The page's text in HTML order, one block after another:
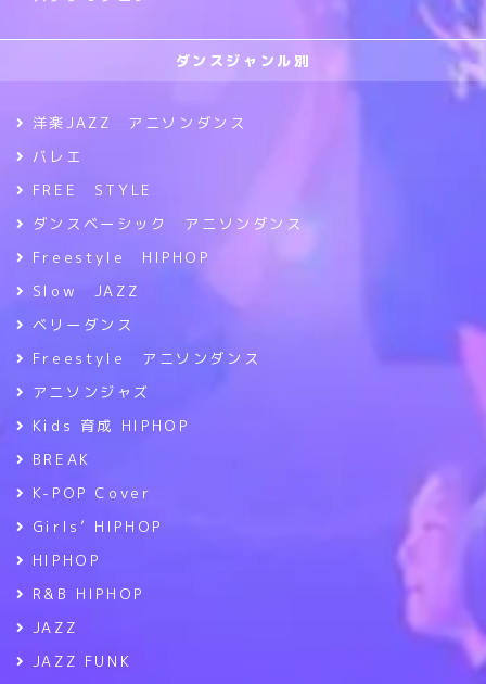
ダンスジャンル別
洋楽JAZZ アニソンダンス
バレエ
FREE STYLE
ダンスベーシック アニソンダンス
Freestyle HIPHOP
Slow JAZZ
ベリーダンス
Freestyle アニソンダンス
アニソンジャズ
Kids 育成 HIPHOP
BREAK
K-POP Cover
Girls’ HIPHOP
HIPHOP
R&B HIPHOP
JAZZ
JAZZ FUNK